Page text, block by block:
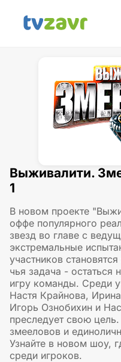
Выживалити.
1
В новом проекте
оффе популярного
звезд во главе с
экстремальные
участников
чья задача - остаться
игру команды. Среди
Настя Крайнова,
Игорь Ознобихин и
преследует свою
змееловов и
Узнайте в новом шоу,
среди игроков.